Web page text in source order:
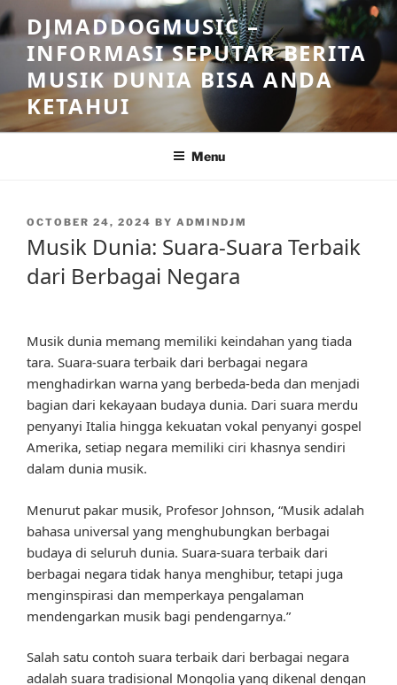
Skip
to
content
DJMADDOGMUSIC –
INFORMASI SEPUTAR BERITA
MUSIK DUNIA BISA ANDA
KETAHUI
Menu
POSTED
OCTOBER 24, 2024 BY ADMINDJM
Musik Dunia: Suara-Suara Terbaik
dari Berbagai Negara
Musik dunia memang memiliki keindahan yang tiada
tara. Suara-suara terbaik dari berbagai negara
menghadirkan warna yang berbeda-beda dan menjadi
bagian dari kekayaan budaya dunia. Dari suara merdu
penyanyi Italia hingga kekuatan vokal penyanyi gospel
Amerika, setiap negara memiliki ciri khasnya sendiri
dalam dunia musik.
Menurut pakar musik, Profesor Johnson, “Musik adalah
bahasa universal yang menghubungkan berbagai
budaya di seluruh dunia. Suara-suara terbaik dari
berbagai negara tidak hanya menghibur, tetapi juga
menginspirasi dan memperkaya pengalaman
mendengarkan musik bagi pendengarnya.”
Salah satu contoh suara terbaik dari berbagai negara
adalah suara tradisional Mongolia yang dikenal dengan